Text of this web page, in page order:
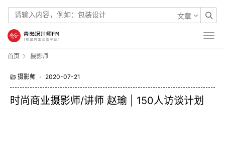
文章
首页 摄影师
摄影师 • 2020-07-21
时尚商业摄影师/讲师 赵瑜 | 150人访谈计划